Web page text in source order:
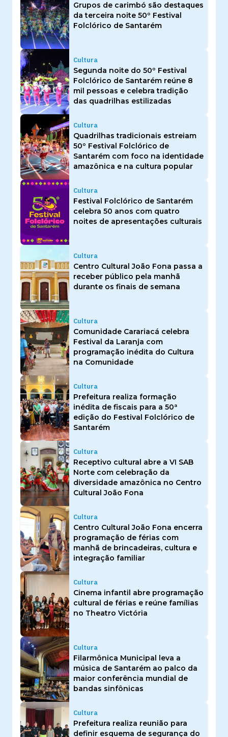
Grupos de carimbó são destaques
da terceira noite 50º Festival
Folclórico de Santarém
Cultura
Segunda noite do 50º Festival
Folclórico de Santarém reúne 8
mil pessoas e celebra tradição
das quadrilhas estilizadas
Cultura
Quadrilhas tradicionais estreiam
50º Festival Folclórico de
Santarém com foco na identidade
amazônica e na cultura popular
Cultura
Festival Folclórico de Santarém
celebra 50 anos com quatro
noites de apresentações culturais
Cultura
Centro Cultural João Fona passa a
receber público pela manhã
durante os finais de semana
Cultura
Comunidade Carariacá celebra
Festival da Laranja com
programação inédita do Cultura
na Comunidade
Cultura
Prefeitura realiza formação
inédita de fiscais para a 50ª
edição do Festival Folclórico de
Santarém
Cultura
Receptivo cultural abre a VI SAB
Norte com celebração da
diversidade amazônica no Centro
Cultural João Fona
Cultura
Centro Cultural João Fona encerra
programação de férias com
manhã de brincadeiras, cultura e
integração familiar
Cultura
Cinema infantil abre programação
cultural de férias e reúne famílias
no Theatro Victória
Cultura
Filarmônica Municipal leva a
música de Santarém ao palco da
maior conferência mundial de
bandas sinfônicas
Cultura
Prefeitura realiza reunião para
definir esquema de segurança do